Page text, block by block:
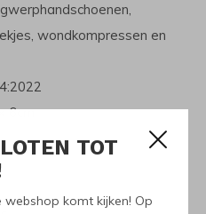
TOT
komt kijken! Op
wondkompressen en
6cm